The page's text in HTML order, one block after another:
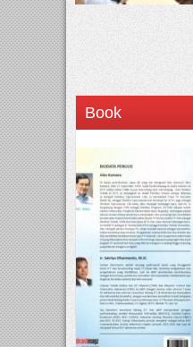
Book